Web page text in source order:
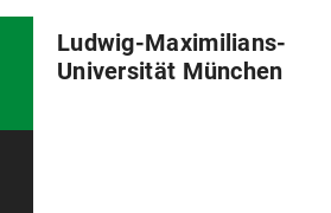
Ludwig-Maximilians-
Universität München